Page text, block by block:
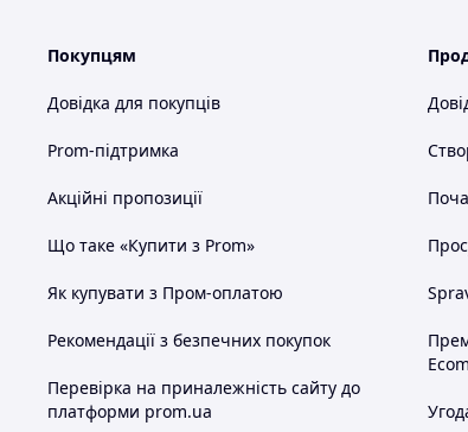
Покупцям
Довідка для покупців
Prom-підтримка
Акційні пропозиції
Що таке «Купити з Prom»
Як купувати з Пром-оплатою
Рекомендації з безпечних покупок
Перевірка на приналежність сайту до
платформи prom.ua